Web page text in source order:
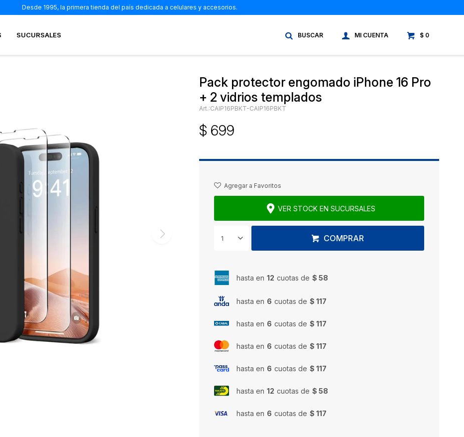
SUCURSALES $ 0
Desde 1995, la primera tienda del país dedicada a celulares y accesorios.
Pack protector engomado iPhone 16 Pro
+ 2 vidrios templados
CAIP16PBKT-CAIP16PBKT
$ 699
VER STOCK EN SUCURSALES
1 COMPRAR
hasta en 12 cuotas de $ 58
hasta en 6 cuotas de $ 117
hasta en 6 cuotas de $ 117
hasta en 6 cuotas de $ 117
hasta en 6 cuotas de $ 117
hasta en 12 cuotas de $ 58
hasta en 6 cuotas de $ 117